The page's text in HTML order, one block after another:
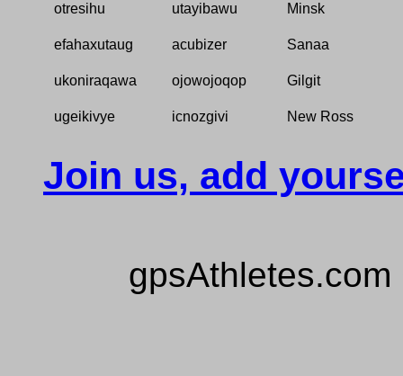
otresihu utayibawu Minsk
efahaxutaug acubizer Sanaa
ukoniraqawa ojowojoqop Gilgit
ugeikivye icnozgivi New Ross
Join us, add